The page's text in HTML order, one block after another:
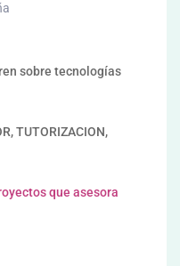
sobre tecnologías
TUTORIZACION,
que asesora